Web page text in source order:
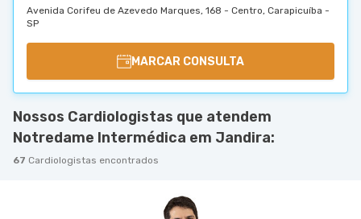
Avenida Corifeu de Azevedo Marques, 168 - Centro, Carapicuíba -
SP
MARCAR CONSULTA
Nossos Cardiologistas que atendem
Notredame Intermédica em Jandira:
67 Cardiologistas encontrados